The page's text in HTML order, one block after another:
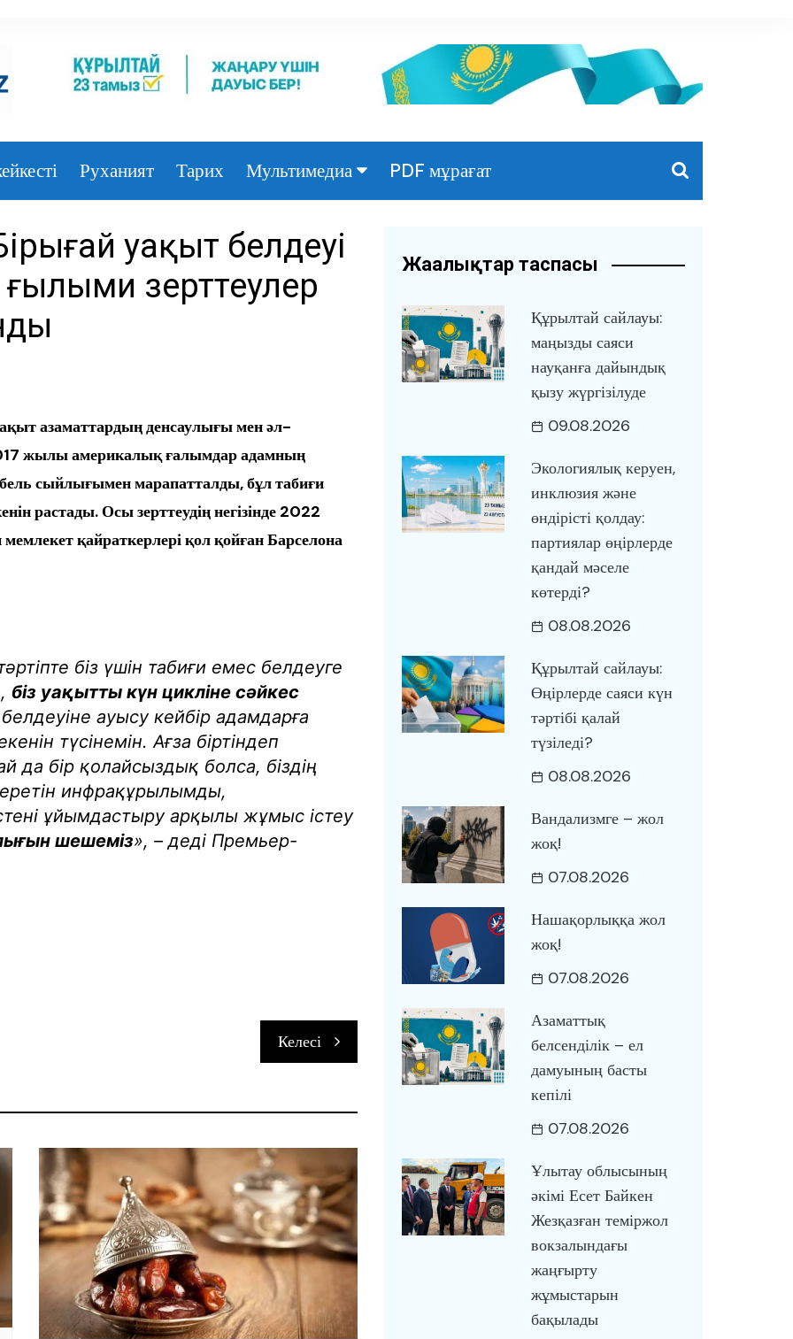
Руханият Тарих Мультимедиа
Видео
PDF мұрағат
уақыт белдеуі
ғылыми зерттеулер
азаматтардың денсаулығы мен әл-
жылы америкалық ғалымдар адамның
сыйлығымен марапатталды, бұл табиғи
растады. Осы зерттеудің негізінде 2022
қайраткерлері қол қойған Барселона
біз үшін табиғи емес белдеуге
біз уақытты күн цикліне сәйкес
ауысу кейбір адамдарға
түсінемін. Ағза біртіндеп
да бір қолайсыздық болса, біздің
инфрақұрылымды,
ұйымдастыру арқылы жұмыс істеу
шешеміз», – деді Премьер-
Келесі
Жаңалықтар таспасы
Құрылтай сайлауы:
маңызды саяси
науқанға дайындық
қызу жүргізілуде
09.08.2026
Экологиялық керуен,
инклюзия және
өндірісті қолдау:
партиялар өңірлерде
қандай мәселе
көтерді?
08.08.2026
Құрылтай сайлауы:
Өңірлерде саяси күн
тәртібі қалай
түзіледі?
08.08.2026
Вандализмге – жол
жоқ!
07.08.2026
Нашақорлыққа жол
жоқ!
07.08.2026
Азаматтық
белсенділік – ел
дамуының басты
кепілі
07.08.2026
Ұлытау облысының
әкімі Есет Байкен
Жезқазған теміржол
вокзалындағы
жаңғырту
жұмыстарын
бақылады